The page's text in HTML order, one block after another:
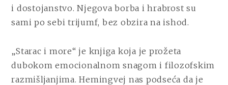
i dostojanstvo. Njegova borba i hrabrost su
sami po sebi trijumf, bez obzira na ishod.
„Starac i more“ je knjiga koja je prožeta
dubokom emocionalnom snagom i filozofskim
razmišljanjima. Hemingvej nas podseća da je